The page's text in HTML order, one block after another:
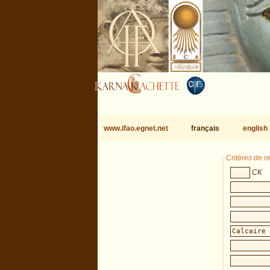
www.ifao.egnet.net français english
Critères de
CK